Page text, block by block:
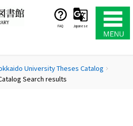
FAQ Japanese
University Theses Catalog chevron_right
Search results